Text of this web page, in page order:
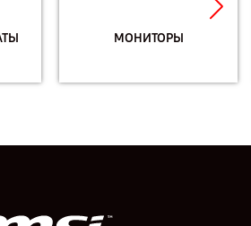
МОНИТОРЫ